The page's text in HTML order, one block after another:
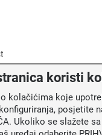
2
koristi
kolačićima koje
posjetite
Ukoliko se slažete